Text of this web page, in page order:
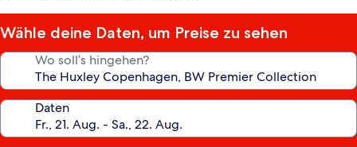
Wähle deine Daten, um Preise zu sehen
Wo soll’s hingehen?
Daten